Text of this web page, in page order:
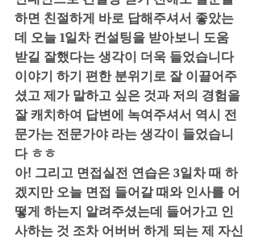
하면 친절하게 바로 답해주셔서 좋았는
데 오늘 1일차 컨설팅을 받아보니 도움
받길 잘했다는 생각이 더욱 들었습니다
이야기 하기 편한 분위기로 잘 이끌어주
셨고 제가 말하고 싶은 것과 저의 경험을
잘 캐치하여 답변에 녹여주셔서 역시 전
문가는 전문가야 라는 생각이 들었습니
다 ㅎㅎ
아! 그리고 면접실전 연습은 3일차 때 하
겠지만 오늘 면접 들어갈 때와 인사를 어
떻게 하는지 알려주셨는데 들어가고 인
사하는 것 조차 어버버 하게 되는 제 자신